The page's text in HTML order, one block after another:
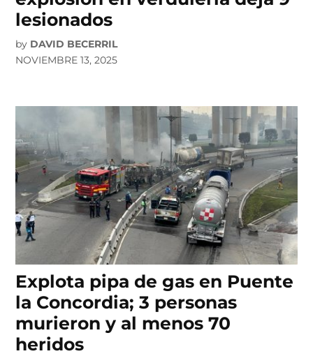
lesionados
by DAVID BECERRIL
NOVIEMBRE 13, 2025
Explota pipa de gas en Puente
la Concordia; 3 personas
murieron y al menos 70
heridos